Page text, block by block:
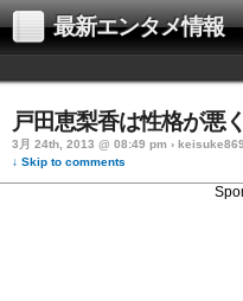
最新エンタメ情報
戸田恵梨香は性格が悪
3月 24th, 2013 @ 08:49 pm ›
↓ Skip to comments